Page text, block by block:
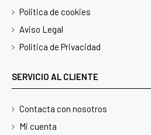
Politica de cookies
Aviso Legal
Politica de Privacidad
SERVICIO AL CLIENTE
Contacta con nosotros
Mi cuenta